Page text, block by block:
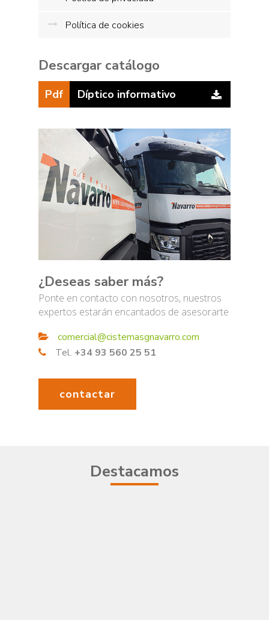
Política de cookies
Descargar catálogo
Pdf Díptico informativo
¿Deseas saber más?
Ponte en contacto con nosotros, nuestros
expertos estarán encantados de asesorarte
comercial@cisternasgnavarro.com
Tel. +34 93 560 25 51
contactar
Destacamos